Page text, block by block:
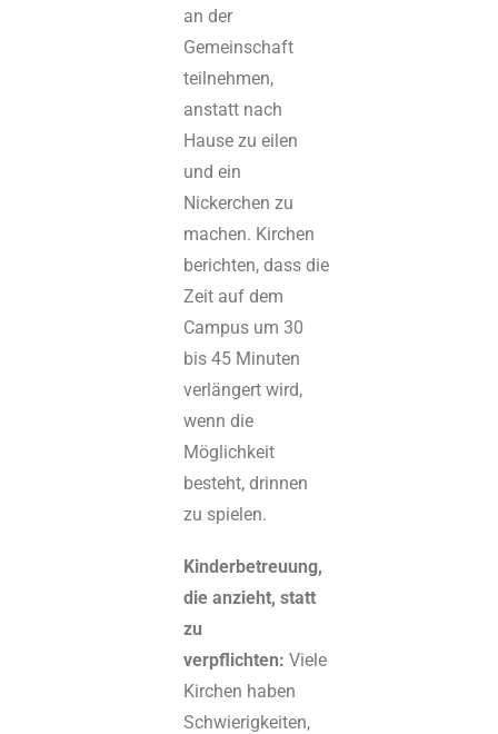
an der
Gemeinschaft
teilnehmen,
anstatt nach
Hause zu eilen
und ein
Nickerchen zu
machen. Kirchen
berichten, dass die
Zeit auf dem
Campus um 30
bis 45 Minuten
verlängert wird,
wenn die
Möglichkeit
besteht, drinnen
zu spielen.
Kinderbetreuung,
die anzieht, statt
zu
verpflichten: Viele
Kirchen haben
Schwierigkeiten,